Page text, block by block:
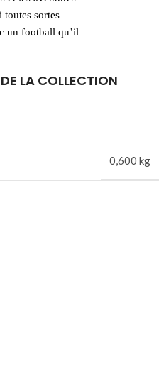
sortes
un football qu’il
LA COLLECTION
0,600 kg